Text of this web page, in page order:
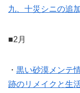
九、十災シニの追
■2月
・ 黒い砂漠メンテ
跡のリメイクと生